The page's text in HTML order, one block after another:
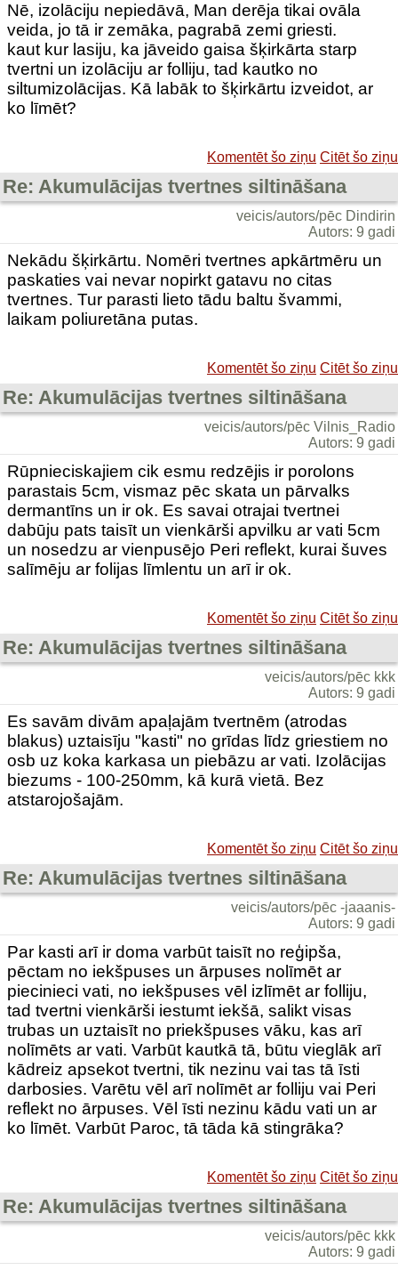
Nē, izolāciju nepiedāvā, Man derēja tikai ovāla
veida, jo tā ir zemāka, pagrabā zemi griesti.
kaut kur lasiju, ka jāveido gaisa šķirkārta starp
tvertni un izolāciju ar folliju, tad kautko no
siltumizolācijas. Kā labāk to šķirkārtu izveidot, ar
ko līmēt?
Komentēt šo ziņu Citēt šo ziņu
Re: Akumulācijas tvertnes siltināšana
veicis/autors/pēc Dindirin
Autors: 9 gadi
Nekādu šķirkārtu. Nomēri tvertnes apkārtmēru un
paskaties vai nevar nopirkt gatavu no citas
tvertnes. Tur parasti lieto tādu baltu švammi,
laikam poliuretāna putas.
Komentēt šo ziņu Citēt šo ziņu
Re: Akumulācijas tvertnes siltināšana
veicis/autors/pēc Vilnis_Radio
Autors: 9 gadi
Rūpnieciskajiem cik esmu redzējis ir porolons
parastais 5cm, vismaz pēc skata un pārvalks
dermantīns un ir ok. Es savai otrajai tvertnei
dabūju pats taisīt un vienkārši apvilku ar vati 5cm
un nosedzu ar vienpusējo Peri reflekt, kurai šuves
salīmēju ar folijas līmlentu un arī ir ok.
Komentēt šo ziņu Citēt šo ziņu
Re: Akumulācijas tvertnes siltināšana
veicis/autors/pēc kkk
Autors: 9 gadi
Es savām divām apaļajām tvertnēm (atrodas
blakus) uztaisīju "kasti" no grīdas līdz griestiem no
osb uz koka karkasa un piebāzu ar vati. Izolācijas
biezums - 100-250mm, kā kurā vietā. Bez
atstarojošajām.
Komentēt šo ziņu Citēt šo ziņu
Re: Akumulācijas tvertnes siltināšana
veicis/autors/pēc -jaaanis-
Autors: 9 gadi
Par kasti arī ir doma varbūt taisīt no reģipša,
pēctam no iekšpuses un ārpuses nolīmēt ar
piecinieci vati, no iekšpuses vēl izlīmēt ar folliju,
tad tvertni vienkārši iestumt iekšā, salikt visas
trubas un uztaisīt no priekšpuses vāku, kas arī
nolīmēts ar vati. Varbūt kautkā tā, būtu vieglāk arī
kādreiz apsekot tvertni, tik nezinu vai tas tā īsti
darbosies. Varētu vēl arī nolīmēt ar folliju vai Peri
reflekt no ārpuses. Vēl īsti nezinu kādu vati un ar
ko līmēt. Varbūt Paroc, tā tāda kā stingrāka?
Komentēt šo ziņu Citēt šo ziņu
Re: Akumulācijas tvertnes siltināšana
veicis/autors/pēc kkk
Autors: 9 gadi